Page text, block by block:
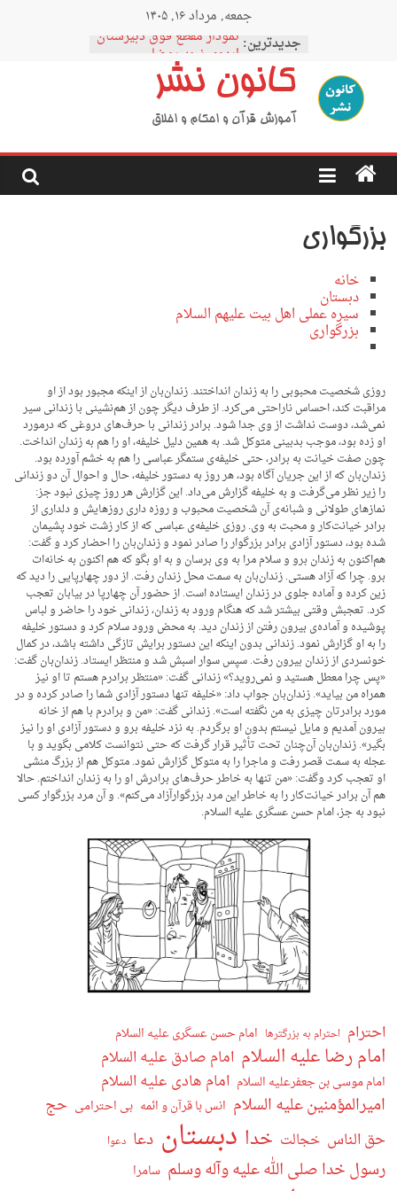
جمعه, مرداد ۱۶, ۱۴۰۵
جدیدترین: نمودار مقطع فوق دبیرستان
اردوی نیمه رمضان
اردوی نیمه شعبان
اردوی غدیر
اردوی محرم
کانون نشر
آموزش قرآن و احکام و اخلاق
بزرگواری
خانه
دبستان
سیره عملی اهل بیت علیهم السلام
بزرگواری
روزی شخصیت محبوبی را به زندان انداختند. زندان‌بان از اینکه مجبور بود از او
مراقبت کند، احساس ناراحتی می‌کرد. از طرف دیگر چون از هم‌نشینی با زندانی سیر
نمی‌شد، دوست نداشت از وی جدا شود. برادر زندانی با حرف‌های دروغی که درمورد
او زده بود، موجب بدبینی متوکل شد. به همین دلیل خلیفه، او را هم به زندان انداخت.
چون صفت خیانت به برادر، حتی خلیفه‌ی ستمگر عباسی را هم به خشم آورده بود.
زندان‌بان که از این جریان آگاه بود، هر روز به دستور خلیفه، حال و احوال آن دو زندانی
را زیر نظر می‌گرفت و به خلیفه گزارش می‌داد. این گزارش هر روز چیزی نبود جز:
نمازهای طولانی و شبانه‌ی آن شخصیت محبوب و روزه داری روزهایش و دلداری از
برادر خیانت‌کار و محبت به وی. روزی خلیفه‌ی عباسی که از کار زشت خود پشیمان
شده بود، دستور آزادی برادر بزرگوار را صادر نمود و زندان‌بان را احضار کرد و گفت:
هم‌اکنون به زندان برو و سلام مرا به وی برسان و به او بگو که هم اکنون به خانه‌ات
برو. چرا که آزاد هستی. زندان‌بان به سمت محل زندان رفت. از دور چهارپایی را دید که
زین کرده و آماده جلوی در زندان ایستاده است. از حضور آن چهارپا در بیابان تعجب
کرد. تعجبش وقتی بیشتر شد که هنگام ورود به زندان، زندانی خود را حاضر و لباس
پوشیده و آماده‌ی بیرون رفتن از زندان دید. به محض ورود سلام کرد و دستور خلیفه
را به او گزارش نمود. زندانی بدون اینکه این دستور برایش تازگی داشته باشد، در کمال
خونسردی از زندان بیرون رفت. سپس سوار اسبش شد و منتظر ایستاد. زندان‌بان گفت:
«پس چرا معطل هستید و نمی‌روید؟» زندانی گفت: «منتظر برادرم هستم تا او نیز
همراه من بیاید». زندان‌بان جواب داد: «خلیفه تنها دستور آزادی شما را صادر کرده و در
مورد برادرتان چیزی به من نگفته است». زندانی گفت: «من و برادرم با هم از خانه
بیرون آمدیم و مایل نیستم بدون او برگردم. به نزد خلیفه برو و دستور آزادی او را نیز
بگیر». زندان‌بان آن‌چنان تحت تأثیر قرار گرفت که حتی نتوانست کلامی بگوید و با
عجله به سمت قصر رفت و ماجرا را به متوکل گزارش نمود. متوکل هم از بزرگ منشی
او تعجب کرد وگفت: «من تنها به خاطر حرف‌های برادرش او را به زندان انداختم. حالا
هم آن برادر خیانت‌کار را به خاطر این مرد بزرگوارآزاد می‌کنم». و آن مرد بزرگوار کسی
نبود به جز، امام حسن عسگری علیه السلام.
احترام احترام به بزرگترها امام حسن عسگری علیه السلام
امام رضا علیه السلام امام صادق علیه السلام
امام موسی بن جعفرعلیه السلام امام هادی علیه السلام
امیرالمؤمنین علیه السلام انس با قرآن و ائمه بی احترامی حج
حق الناس خجالت خدا دبستان دعا دعوا
رسول خدا صلی الله علیه وآله وسلم سامرا